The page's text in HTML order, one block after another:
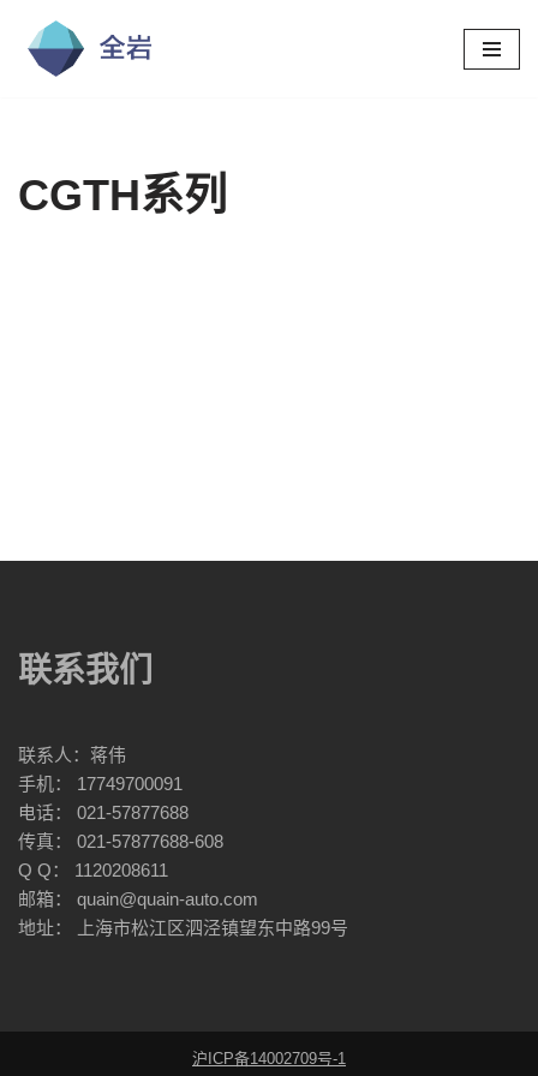
跳
CGTH系列
联系我们
联系人：蒋伟
手机： 17749700091
电话： 021-57877688
传真： 021-57877688-608
Q Q： 1120208611
邮箱： quain@quain-auto.com
地址： 上海市松江区泗泾镇望东中路99号
沪ICP备14002709号-1